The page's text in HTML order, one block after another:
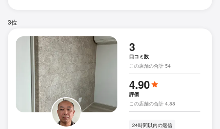
3位
3
口コミ数
この店舗の合計 54
4.90
評価
この店舗の合計 4.88
24時間以内の返信